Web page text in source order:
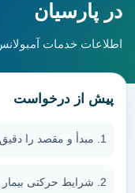
در پارسیان
اطلاعات خدمات
پیش از درخواست
مبدأ و مقصد را دقیق
شرایط حرکتی بیمار